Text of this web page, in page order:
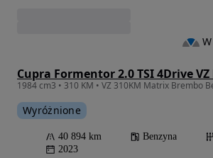
Cupra Formentor 2.0 TSI 4Drive VZ
Wyróżnione
40 894 km Benzyna
2023